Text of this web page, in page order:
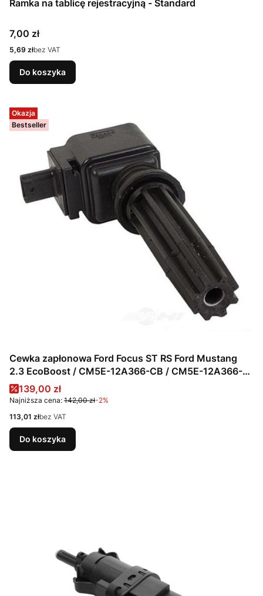
Ramka na tablicę rejestracyjną - Standard
Cena
7,00 zł
Cena
5,69 złbez VAT
Do koszyka
Okazja
Bestseller
Cewka zapłonowa Ford Focus ST RS Ford Mustang
2.3 EcoBoost / CM5E-12A366-CB / CM5E-12A366-
BC / CM5E-12A366-BB / CM5E-12A366-CA /
5168444 / 5153009 / 5121001 / 2036331 / DG562
Cena promocyjna
139,00 zł
Najniższa cena: 142,00 zł-2%
Cena
113,01 złbez VAT
Do koszyka